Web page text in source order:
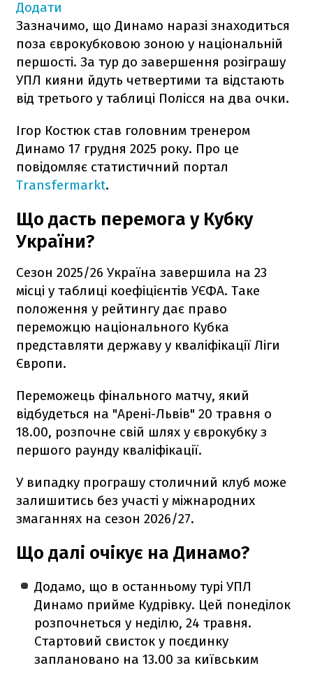
Додати
Зазначимо, що Динамо наразі знаходиться
поза єврокубковою зоною у національній
першості. За тур до завершення розіграшу
УПЛ кияни йдуть четвертими та відстають
від третього у таблиці Полісся на два очки.
Ігор Костюк став головним тренером
Динамо 17 грудня 2025 року. Про це
повідомляє статистичний портал
Transfermarkt.
Що дасть перемога у Кубку
України?
Сезон 2025/26 Україна завершила на 23
місці у таблиці коефіцієнтів УЄФА. Таке
положення у рейтингу дає право
переможцю національного Кубка
представляти державу у кваліфікації Ліги
Європи.
Переможець фінального матчу, який
відбудеться на "Арені-Львів" 20 травня о
18.00, розпочне свій шлях у єврокубку з
першого раунду кваліфікації.
У випадку програшу столичний клуб може
залишитись без участі у міжнародних
змаганнях на сезон 2026/27.
Що далі очікує на Динамо?
Додамо, що в останньому турі УПЛ
Динамо прийме Кудрівку. Цей понеділок
розпочнеться у неділю, 24 травня.
Стартовий свисток у поєдинку
заплановано на 13.00 за київським